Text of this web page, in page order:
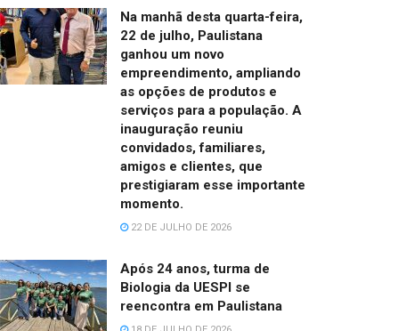
Na manhã desta quarta-feira,
22 de julho, Paulistana
ganhou um novo
empreendimento, ampliando
as opções de produtos e
serviços para a população. A
inauguração reuniu
convidados, familiares,
amigos e clientes, que
prestigiaram esse importante
momento.
22 DE JULHO DE 2026
Após 24 anos, turma de
Biologia da UESPI se
reencontra em Paulistana